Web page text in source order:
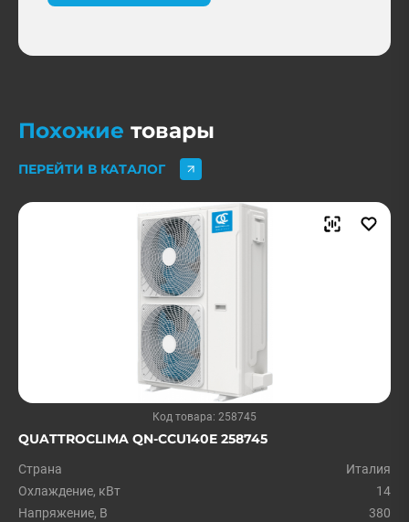
Похожие товары
ПЕРЕЙТИ В КАТАЛОГ
Код товара: 258745
QUATTROCLIMA QN-СCU140E 258745
Страна
Италия
Охлаждение, кВт
14
Напряжение, В
380